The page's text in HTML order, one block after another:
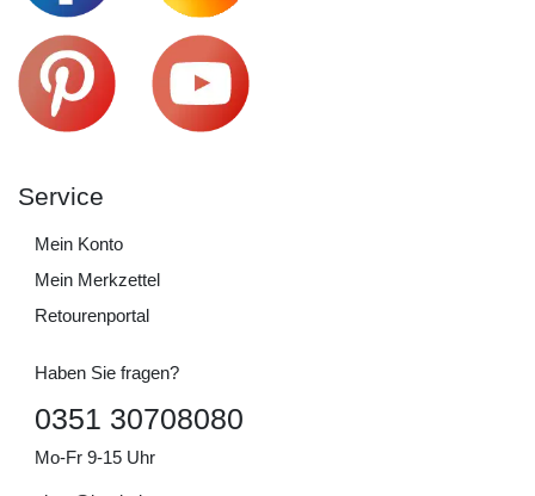
Service
Mein Konto
Mein Merkzettel
Retourenportal
Haben Sie fragen?
0351 30708080
Mo-Fr 9-15 Uhr